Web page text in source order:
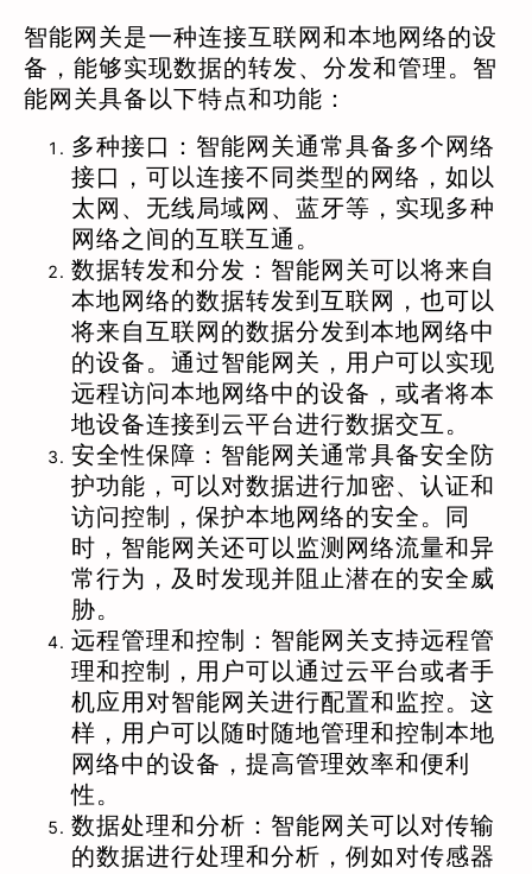
智能网关是一种连接互联网和本地网络的设
备，能够实现数据的转发、分发和管理。智
能网关具备以下特点和功能：
多种接口：智能网关通常具备多个网络
接口，可以连接不同类型的网络，如以
太网、无线局域网、蓝牙等，实现多种
网络之间的互联互通。
数据转发和分发：智能网关可以将来自
本地网络的数据转发到互联网，也可以
将来自互联网的数据分发到本地网络中
的设备。通过智能网关，用户可以实现
远程访问本地网络中的设备，或者将本
地设备连接到云平台进行数据交互。
安全性保障：智能网关通常具备安全防
护功能，可以对数据进行加密、认证和
访问控制，保护本地网络的安全。同
时，智能网关还可以监测网络流量和异
常行为，及时发现并阻止潜在的安全威
胁。
远程管理和控制：智能网关支持远程管
理和控制，用户可以通过云平台或者手
机应用对智能网关进行配置和监控。这
样，用户可以随时随地管理和控制本地
网络中的设备，提高管理效率和便利
性。
数据处理和分析：智能网关可以对传输
的数据进行处理和分析，例如对传感器